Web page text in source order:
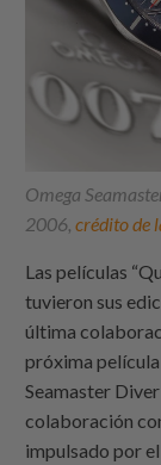
Omega
2006,crédito de
Las películas
tuvieron sus
última
próxima
Seamaster
colaboración
impulsado por